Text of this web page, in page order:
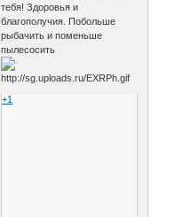
тебя! Здоровья и
благополучия. Побольше
рыбачить и поменьше
пылесосить
+1